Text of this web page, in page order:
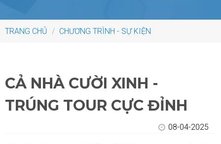
TRANG CHỦ / CHƯƠNG TRÌNH - SỰ KIỆN
CẢ NHÀ CƯỜI XINH -
TRÚNG TOUR CỰC ĐỈNH
08-04-2025